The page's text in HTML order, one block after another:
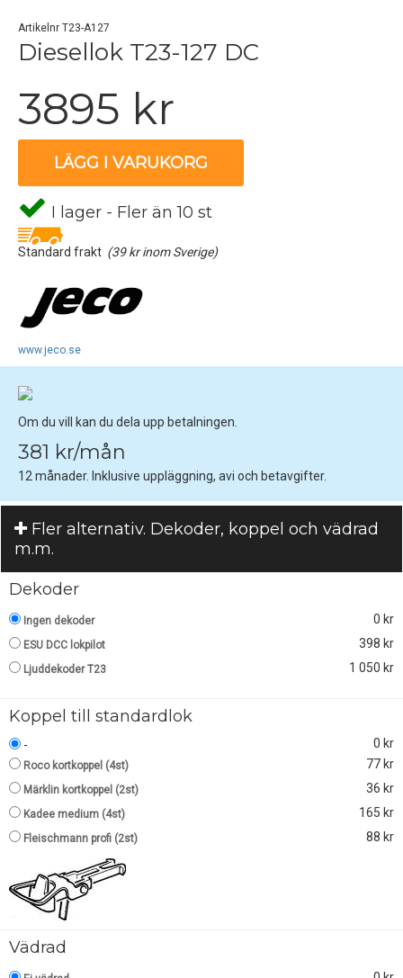
Artikelnr T23-A127
Diesellok T23-127 DC
3895 kr
LÄGG I VARUKORG
I lager - Fler än 10 st
Standard frakt (39 kr inom Sverige)
www.jeco.se
Om du vill kan du dela upp betalningen.
381 kr/mån
12 månader. Inklusive uppläggning, avi och betavgifter.
Fler alternativ. Dekoder, koppel och vädrad
m.m.
Dekoder
Ingen dekoder 0 kr
ESU DCC lokpilot 398 kr
Ljuddekoder T23 1 050 kr
Koppel till standardlok
- 0 kr
Roco kortkoppel (4st) 77 kr
Märklin kortkoppel (2st) 36 kr
Kadee medium (4st) 165 kr
Fleischmann profi (2st) 88 kr
Vädrad